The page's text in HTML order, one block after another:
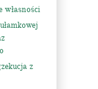
własności
z